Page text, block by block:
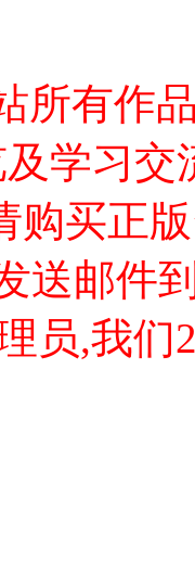
所有作
学习交
购买正
送邮件
员,我们